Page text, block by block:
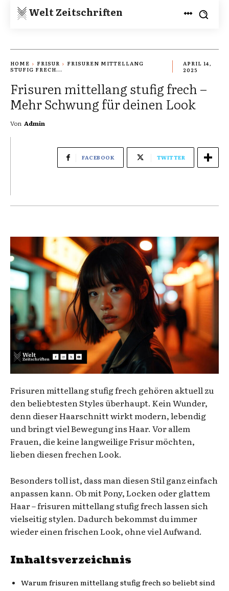
Welt Zeitschriften
HOME FRISUR
FRISUREN MITTELLANG
STUFIG FRECH...
APRIL 14,
2025
Frisuren mittellang stufig frech –
Mehr Schwung für deinen Look
Von Admin
FACEBOOK TWITTER
Frisuren mittellang stufig frech gehören aktuell zu
den beliebtesten Styles überhaupt. Kein Wunder,
denn dieser Haarschnitt wirkt modern, lebendig
und bringt viel Bewegung ins Haar. Vor allem
Frauen, die keine langweilige Frisur möchten,
lieben diesen frechen Look.
Besonders toll ist, dass man diesen Stil ganz einfach
anpassen kann. Ob mit Pony, Locken oder glattem
Haar – frisuren mittellang stufig frech lassen sich
vielseitig stylen. Dadurch bekommst du immer
wieder einen frischen Look, ohne viel Aufwand.
Inhaltsverzeichnis
Warum frisuren mittellang stufig frech so beliebt sind